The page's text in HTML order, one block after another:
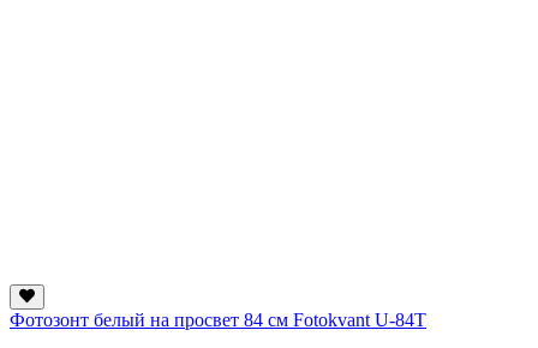
Фотозонт белый на просвет 84 см Fotokvant U-84T